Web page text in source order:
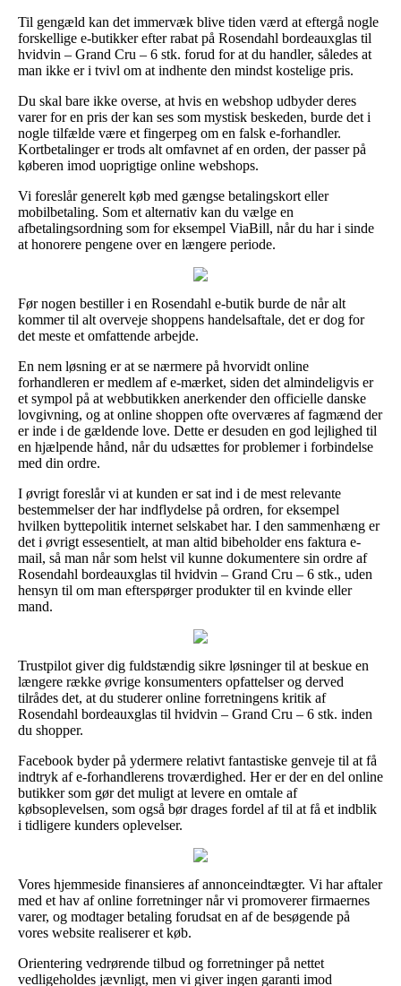
Til gengæld kan det immervæk blive tiden værd at eftergå nogle
forskellige e-butikker efter rabat på Rosendahl bordeauxglas til
hvidvin – Grand Cru – 6 stk. forud for at du handler, således at
man ikke er i tvivl om at indhente den mindst kostelige pris.
Du skal bare ikke overse, at hvis en webshop udbyder deres
varer for en pris der kan ses som mystisk beskeden, burde det i
nogle tilfælde være et fingerpeg om en falsk e-forhandler.
Kortbetalinger er trods alt omfavnet af en orden, der passer på
køberen imod uoprigtige online webshops.
Vi foreslår generelt køb med gængse betalingskort eller
mobilbetaling. Som et alternativ kan du vælge en
afbetalingsordning som for eksempel ViaBill, når du har i sinde
at honorere pengene over en længere periode.
Før nogen bestiller i en Rosendahl e-butik burde de når alt
kommer til alt overveje shoppens handelsaftale, det er dog for
det meste et omfattende arbejde.
En nem løsning er at se nærmere på hvorvidt online
forhandleren er medlem af e-mærket, siden det almindeligvis er
et sympol på at webbutikken anerkender den officielle danske
lovgivning, og at online shoppen ofte overværes af fagmænd der
er inde i de gældende love. Dette er desuden en god lejlighed til
en hjælpende hånd, når du udsættes for problemer i forbindelse
med din ordre.
I øvrigt foreslår vi at kunden er sat ind i de mest relevante
bestemmelser der har indflydelse på ordren, for eksempel
hvilken byttepolitik internet selskabet har. I den sammenhæng er
det i øvrigt essesentielt, at man altid bibeholder ens faktura e-
mail, så man når som helst vil kunne dokumentere sin ordre af
Rosendahl bordeauxglas til hvidvin – Grand Cru – 6 stk., uden
hensyn til om man efterspørger produkter til en kvinde eller
mand.
Trustpilot giver dig fuldstændig sikre løsninger til at beskue en
længere række øvrige konsumenters opfattelser og derved
tilrådes det, at du studerer online forretningens kritik af
Rosendahl bordeauxglas til hvidvin – Grand Cru – 6 stk. inden
du shopper.
Facebook byder på ydermere relativt fantastiske genveje til at få
indtryk af e-forhandlerens troværdighed. Her er der en del online
butikker som gør det muligt at levere en omtale af
købsoplevelsen, som også bør drages fordel af til at få et indblik
i tidligere kunders oplevelser.
Vores hjemmeside finansieres af annonceindtægter. Vi har aftaler
med et hav af online forretninger når vi promoverer firmaernes
varer, og modtager betaling forudsat en af de besøgende på
vores website realiserer et køb.
Orientering vedrørende tilbud og forretninger på nettet
vedligeholdes jævnligt, men vi giver ingen garanti imod